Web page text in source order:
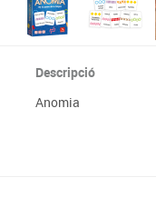
Descripció
Anomia